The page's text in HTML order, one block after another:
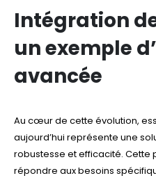
Intégration
un exemple
avancée
Au cœur de cette évolution,
aujourd’hui représente une
robustesse et efficacité.
répondre aux besoins